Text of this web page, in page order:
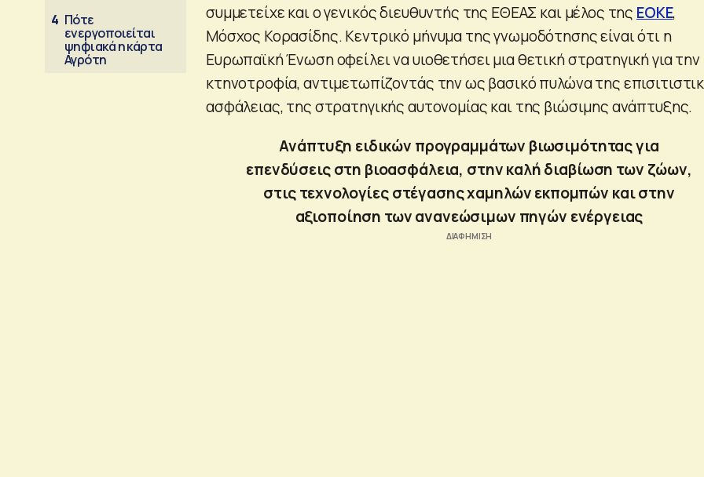
4 Πότε
ενεργοποιείται
ψηφιακά η κάρτα
Αγρότη
συμμετείχε και ο γενικός διευθυντής της ΕΘΕΑΣ και μέλος της ΕΟΚΕ,
Μόσχος Κορασίδης. Κεντρικό μήνυμα της γνωμοδότησης είναι ότι η
Ευρωπαϊκή Ένωση οφείλει να υιοθετήσει μια θετική στρατηγική για την
κτηνοτροφία, αντιμετωπίζοντάς την ως βασικό πυλώνα της
ασφάλειας, της στρατηγικής αυτονομίας και της βιώσιμης ανάπτυξης.
Ανάπτυξη ειδικών προγραμμάτων βιωσιμότητας για
επενδύσεις στη βιοασφάλεια, στην καλή διαβίωση των ζώων,
στις τεχνολογίες στέγασης χαμηλών εκπομπών και στην
αξιοποίηση των ανανεώσιμων πηγών ενέργειας